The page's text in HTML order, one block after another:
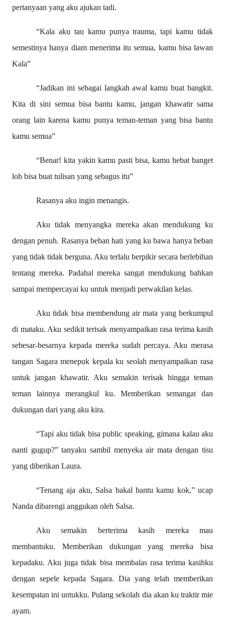
pertanyaan yang aku ajukan tadi.
“Kala aku tau kamu punya trauma, tapi kamu tidak
semestinya hanya diam menerima itu semua, kamu bisa lawan
Kala”
“Jadikan ini sebagai langkah awal kamu buat bangkit.
Kita di sini semua bisa bantu kamu, jangan khawatir sama
orang lain karena kamu punya teman-teman yang bisa bantu
kamu semua”
“Benar! kita yakin kamu pasti bisa, kamu hebat banget
loh bisa buat tulisan yang sebagus itu”
Rasanya aku ingin menangis.
Aku tidak menyangka mereka akan mendukung ku
dengan penuh. Rasanya beban hati yang ku bawa hanya beban
yang tidak tidak berguna. Aku terlalu berpikir secara berlebihan
tentang mereka. Padahal mereka sangat mendukung bahkan
sampai mempercayai ku untuk menjadi perwakilan kelas.
Aku tidak bisa membendung air mata yang berkumpul
di mataku. Aku sedikit terisak menyampaikan rasa terima kasih
sebesar-besarnya kepada mereka sudah percaya. Aku merasa
tangan Sagara menepuk kepala ku seolah menyampaikan rasa
untuk jangan khawatir. Aku semakin terisak hingga teman
teman lainnya merangkul ku. Memberikan semangat dan
dukungan dari yang aku kira.
“Tapi aku tidak bisa public speaking, gimana kalau aku
nanti gugup?” tanyaku sambil menyeka air mata dengan tisu
yang diberikan Laura.
“Tenang aja aku, Salsa bakal bantu kamu kok,” ucap
Nanda dibarengi anggukan oleh Salsa.
Aku semakin berterima kasih mereka mau
membantuku. Memberikan dukungan yang mereka bisa
kepadaku. Aku juga tidak bisa membalas rasa terima kasihku
dengan sepele kepada Sagara. Dia yang telah memberikan
kesempatan ini untukku. Pulang sekolah dia akan ku traktir mie
ayam.